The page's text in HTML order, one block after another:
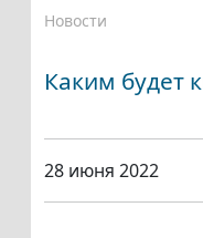
Новости
Каким будет
28 июня 2022